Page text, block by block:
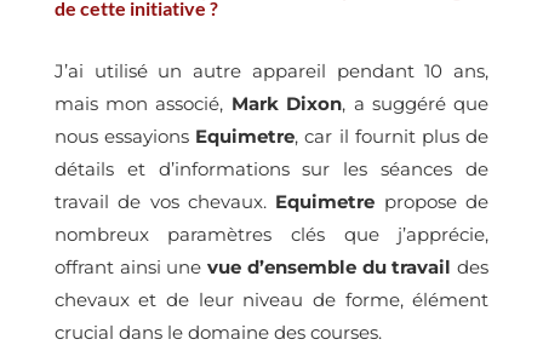
de cette initiative ?
J’ai utilisé un autre appareil pendant 10 ans,
mais mon associé, Mark Dixon, a suggéré que
nous essayions Equimetre, car il fournit plus de
détails et d’informations sur les séances de
travail de vos chevaux. Equimetre propose de
nombreux paramètres clés que j’apprécie,
offrant ainsi unevue d’ensemble du travail des
chevaux et de leur niveau de forme, élément
crucial dans le domaine des courses.